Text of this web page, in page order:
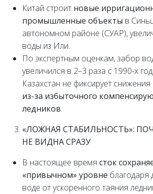
Китай строит новые
промышленные объекты в
автономном районе (СУАР),
воды из Или.
По экспертным оценкам, забор
увеличился в 2–3 раза с 1990-х
Казахстан не фиксирует
из-за избыточного
ледников.
«ЛОЖНАЯ СТАБИЛЬНОСТЬ»:
НЕ ВИДНА СРАЗУ
В настоящее время сток
«привычном» уровне благодаря
воде от ускоренного таяния